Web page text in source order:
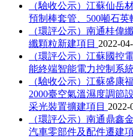
（驗收公示）江蘇仙岳
預制棒套管、500噸石英
（環評公示）南通桂偉
纖顆粒新建項目 2022-
（環評公示）江蘇國控
能終端智能電力控制系
（驗收公示）江蘇盛康
2000臺空氣溫濕度調節
采光裝置擴建項目 2022-
（環評公示）南通鼎鑫
汽車零部件及配件遷建